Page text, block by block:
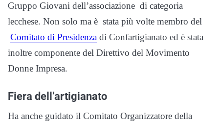
Gruppo Giovani dell’associazione di categoria
lecchese. Non solo ma è stata più volte membro del
Comitato di Presidenza di Confartigianato ed è stata
inoltre componente del Direttivo del Movimento
Donne Impresa.
Fiera dell’artigianato
Ha anche guidato il Comitato Organizzatore della